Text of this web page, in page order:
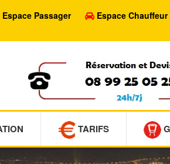
Espace Passager Espace Chauffeur
TARIFS